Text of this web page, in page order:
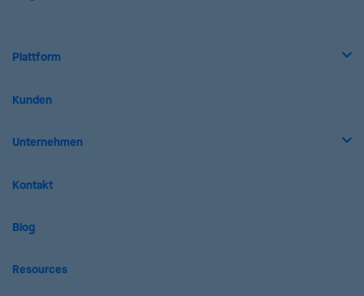
Plattform
Kunden
Unternehmen
Kontakt
Blog
Resources